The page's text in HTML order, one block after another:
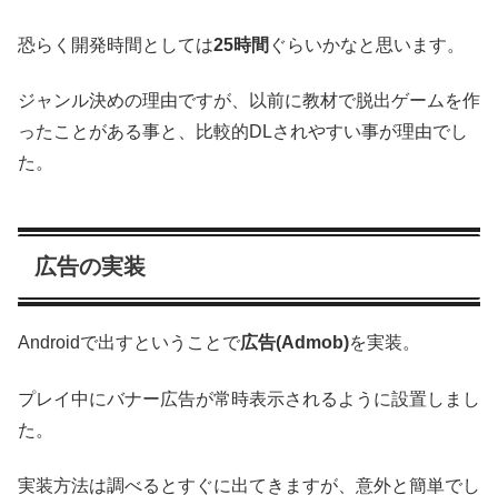
恐らく開発時間としては25時間 ぐらいかなと思います。
ジャンル決めの理由ですが、以前に教材で脱出ゲームを作
ったことがある事と、比較的DLされやすい事が理由でし
た。
広告の実装
Androidで出すということで広告(Admob)を実装。
プレイ中にバナー広告が常時表示されるように設置しまし
た。
実装方法は調べるとすぐに出てきますが、意外と簡単でし